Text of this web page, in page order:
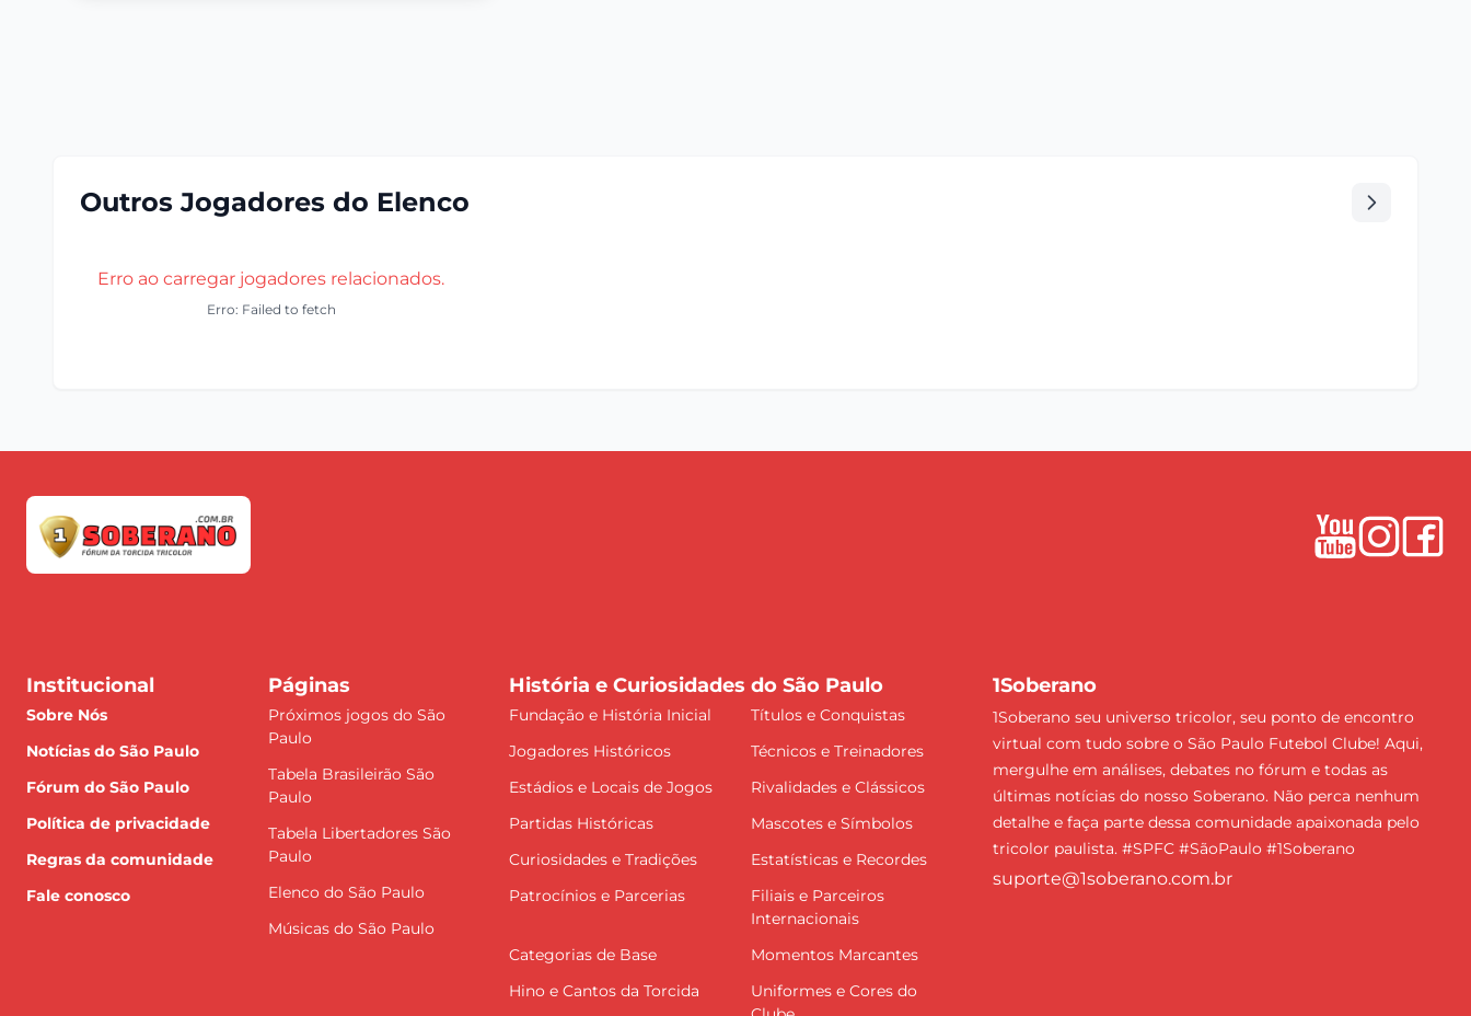
Outros Jogadores do Elenco
Erro ao carregar jogadores relacionados.
Erro: Failed to fetch
Institucional
Sobre Nós
Notícias do São Paulo
Fórum do São Paulo
Política de privacidade
Regras da comunidade
Fale conosco
Páginas
Próximos jogos do São
Paulo
Tabela Brasileirão São
Paulo
Tabela Libertadores São
Paulo
Elenco do São Paulo
Músicas do São Paulo
História e Curiosidades do São Paulo
Fundação e História Inicial
Títulos e Conquistas
Jogadores Históricos
Técnicos e Treinadores
Estádios e Locais de Jogos
Rivalidades e Clássicos
Partidas Históricas
Mascotes e Símbolos
Curiosidades e Tradições
Estatísticas e Recordes
Patrocínios e Parcerias
Filiais e Parceiros
Internacionais
Categorias de Base
Momentos Marcantes
Hino e Cantos da Torcida
Uniformes e Cores do
1Soberano
1Soberano seu universo tricolor, seu ponto de encontro
virtual com tudo sobre o São Paulo Futebol Clube! Aqui,
mergulhe em análises, debates no fórum e todas as
últimas notícias do nosso Soberano. Não perca nenhum
detalhe e faça parte dessa comunidade apaixonada pelo
tricolor paulista. #SPFC #SãoPaulo #1Soberano
suporte@1soberano.com.br